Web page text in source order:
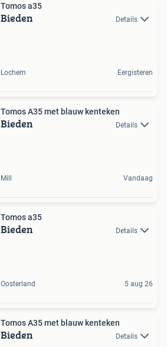
Tomos a35
Bieden Details
Lochem Eergisteren
Tomos A35 met blauw kenteken
Bieden Details
Mill Vandaag
Tomos a35
Bieden Details
Oosterland 5 aug 26
Tomos A35 met blauw kenteken
Bieden Details